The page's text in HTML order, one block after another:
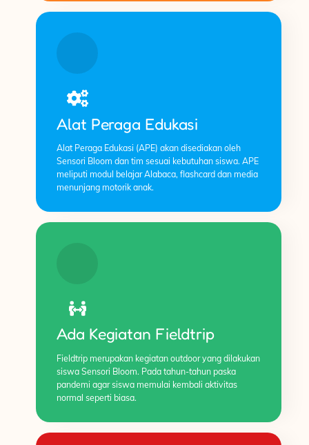
Alat Peraga Edukasi
Alat Peraga Edukasi (APE) akan disediakan oleh
Sensori Bloom dan tim sesuai kebutuhan siswa. APE
meliputi modul belajar Alabaca, flashcard dan media
menunjang motorik anak.
Ada Kegiatan Fieldtrip
Fieldtrip merupakan kegiatan outdoor yang dilakukan
siswa Sensori Bloom. Pada tahun-tahun paska
pandemi agar siswa memulai kembali aktivitas
normal seperti biasa.